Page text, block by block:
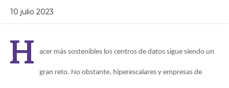
10 julio 2023
H acer más sostenibles los centros de datos sigue siendo un
gran reto. No obstante, hiperescalares y empresas de